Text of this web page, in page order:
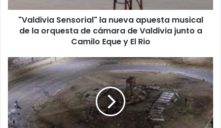
orquesta
cámara
junto
a
Camilo
Eque
y
El
Rio
"Valdivia Sensorial" la nueva apuesta musical
de la orquesta de cámara de Valdivia junto a
Camilo Eque y El Rio
Consejo
de
Monumentos
Nacionales
decide
retirar
base